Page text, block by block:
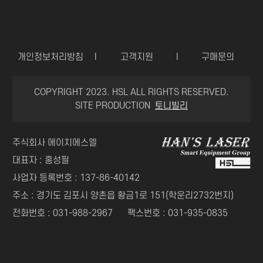
개인정보처리방침 고객지원 구매문의
COPYRIGHT 2023. HSL ALL RIGHTS RESERVED.
SITE PRODUCTION 토니빌리
주식회사 에이치에스엘
대표자 : 홍성필
사업자 등록번호 : 137-86-40142
주소 : 경기도 김포시 양촌읍 황금1로 151(학운리2732번지)
전화번호 : 031-988-2967
팩스번호 : 031-935-0835